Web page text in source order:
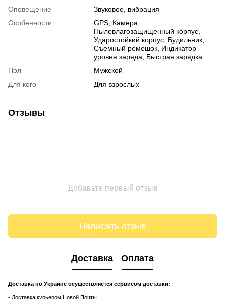
Оповещение
Звуковое, вибрация
Особенности
GPS, Камера,
Пылевлагозащищенный корпус,
Ударостойкий корпус, Будильник,
Съемный ремешок, Индикатор
уровня заряда, Быстрая зарядка
Пол
Мужской
Для кого
Для взрослых
Отзывы
Добавьте первый отзыв
Написать отзыв
Доставка Оплата
Доставка по Украине осуществляется сервисом доставки:
- Доставка курьером Новой Почты